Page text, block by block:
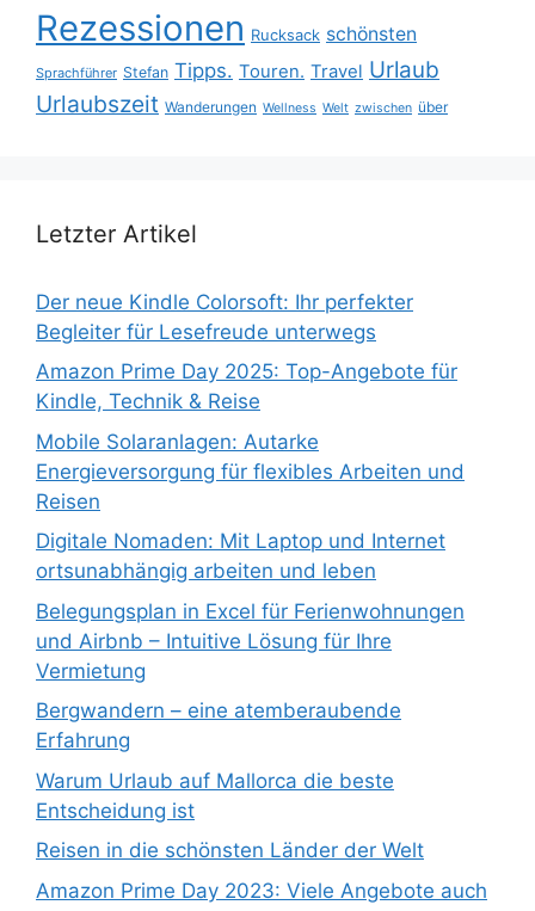
Rezessionen Rucksack schönsten
Sprachführer Stefan Tipps. Touren. Travel Urlaub
Urlaubszeit Wanderungen Wellness Welt zwischen über
Letzter Artikel
Der neue Kindle Colorsoft: Ihr perfekter
Begleiter für Lesefreude unterwegs
Amazon Prime Day 2025: Top-Angebote für
Kindle, Technik & Reise
Mobile Solaranlagen: Autarke
Energieversorgung für flexibles Arbeiten und
Reisen
Digitale Nomaden: Mit Laptop und Internet
ortsunabhängig arbeiten und leben
Belegungsplan in Excel für Ferienwohnungen
und Airbnb – Intuitive Lösung für Ihre
Vermietung
Bergwandern – eine atemberaubende
Erfahrung
Warum Urlaub auf Mallorca die beste
Entscheidung ist
Reisen in die schönsten Länder der Welt
Amazon Prime Day 2023: Viele Angebote auch